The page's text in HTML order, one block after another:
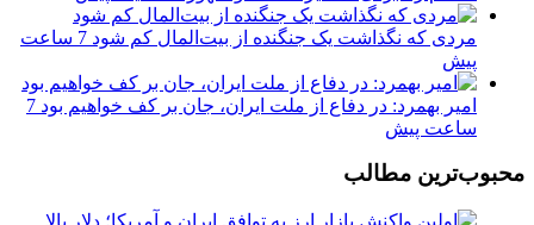
مردی که نگذاشت یک جنگنده از بیت‌المال کم شود
7 ساعت
پیش
امیر بهمرد: در دفاع از ملت ایران، جان بر کف خواهیم بود 7
ساعت پیش
محبوب‌ترین مطالب